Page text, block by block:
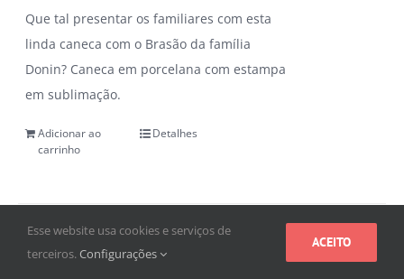
Que tal presentar os familiares com esta
linda caneca com o Brasão da família
Donin? Caneca em porcelana com estampa
em sublimação.
Adicionar ao
carrinho
Detalhes
Esse website usa cookies e serviços de
terceiros.Configurações
ACEITO